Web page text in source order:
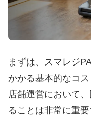
まずは、スマレジ
かかる基本的なコス
店舗運営において
ることは非常に重要